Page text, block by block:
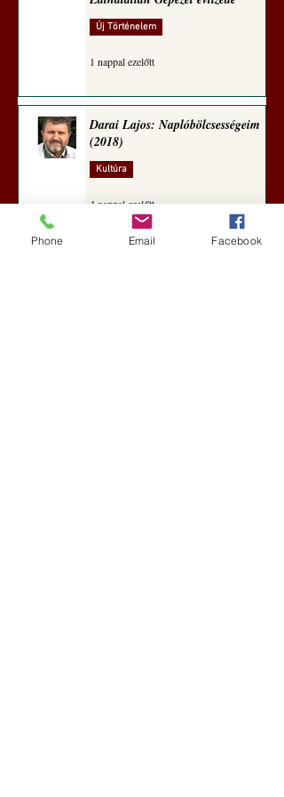
Új Történelem
1 nappal ezelőtt
Darai Lajos: Naplóbölcsességeim
(2018)
Kultúra
4 nappal ezelőtt
Phone Email Facebook